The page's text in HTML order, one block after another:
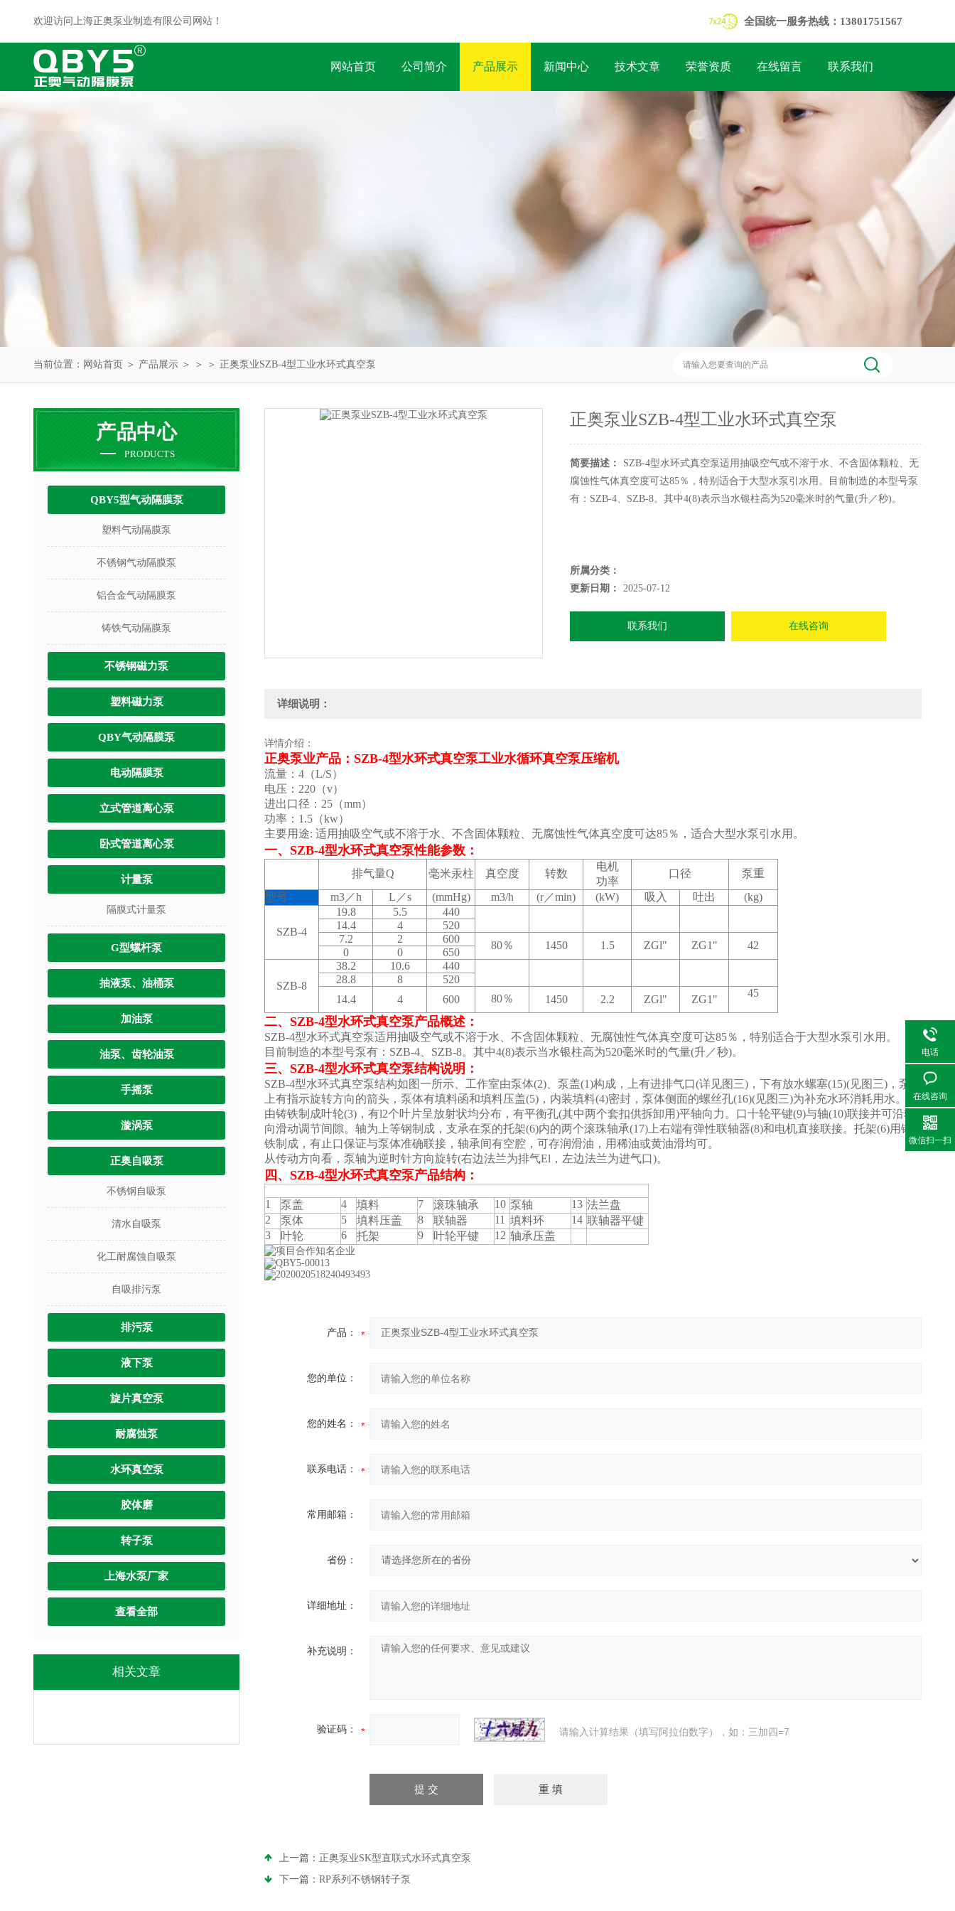
欢迎访问上海正奥泵业制造有限公司网站！ 全国统一服务热线：13801751567
网站首页 公司简介 产品展示 新闻中心 技术文章 荣誉资质 在线留言 联系我们
当前位置： 网站首页 ＞ 产品展示 ＞ ＞ ＞ 正奥泵业SZB-4型工业水环式真空泵
产品中心
PRODUCTS
QBY5型气动隔膜泵
塑料气动隔膜泵
不锈钢气动隔膜泵
铝合金气动隔膜泵
铸铁气动隔膜泵
不锈钢磁力泵
塑料磁力泵
QBY气动隔膜泵
电动隔膜泵
立式管道离心泵
卧式管道离心泵
计量泵
隔膜式计量泵
G型螺杆泵
抽液泵、油桶泵
加油泵
油泵、齿轮油泵
手摇泵
漩涡泵
正奥自吸泵
不锈钢自吸泵
清水自吸泵
化工耐腐蚀自吸泵
自吸排污泵
排污泵
液下泵
旋片真空泵
耐腐蚀泵
水环真空泵
胶体磨
转子泵
上海水泵厂家
查看全部
相关文章
正奥泵业SZB-4型工业水环式真空泵
简要描述：
SZB-4型水环式真空泵适用抽吸空气或不溶于水、不含固体颗粒、无
腐蚀性气体真空度可达85％，特别适合于大型水泵引水用。目前制造的本型号泵
有：SZB-4、SZB-8。其中4(8)表示当水银柱高为520毫米时的气量(升／秒)。
所属分类：
更新日期：
2025-07-12
联系我们 在线咨询
详细说明：
详情介绍：
正奥泵业产品：SZB-4型水环式真空泵工业水循环真空泵压缩机
流量：4（L/S）
电压：220（v）
进出口径：25（mm）
功率：1.5（kw）
主要用途: 适用抽吸空气或不溶于水、不含固体颗粒、无腐蚀性气体真空度可达85％，适合大型水泵引水用。
一、 SZB-4型水环式真空泵性能参数：
排气量Q 毫米汞柱 真空度 转数
电机
功率
口径
泵重
型号
m3／h L／s (mmHg) m3/h (r／min) (kW) 吸入 吐出 (kg)
SZB-4
19.8 5.5
440
14.4
4
520
7.2
2 600
80％ 1450 1.5 ZGl" ZG1" 42
0 0 650
SZB-8
38.2 10.6
440
28.8
8
520
14.4
4 600 80％ 1450 2.2 ZGl" ZG1"
45
二、 SZB-4型水环式真空泵产品概述：
SZB-4型水环式真空泵适用抽吸空气或不溶于水、不含固体颗粒、无腐蚀性气体真空度可达85％，特别适合于大型水泵引水用。
目前制造的本型号泵有：SZB-4、SZB-8。其中4(8)表示当水银柱高为520毫米时的气量(升／秒)。
三、 SZB-4型水环式真空泵结构说明：
SZB-4型水环式真空泵结构如图一所示、工作室由泵体(2)、泵盖(1)构成，上有进排气口(详见图三)，下有放水螺塞(15)(见图三)，泵盖
上有指示旋转方向的箭头，泵体有填料函和填料压盖(5)，内装填料(4)密封，泵体侧面的螺丝孔(16)(见图三)为补充水环消耗用水。
由铸铁制成叶轮(3)，有l2个叶片呈放射状均分布，有平衡孔(其中两个套扣供拆卸用)平轴向力。口十轮平键(9)与轴(10)联接并可沿轴
向滑动调节间隙。轴为上等钢制成，支承在泵的托架(6)内的两个滚珠轴承(17)上右端有弹性联轴器(8)和电机直接联接。托架(6)用铸
铁制成，有止口保证与泵体准确联接，轴承间有空腔，可存润滑油，用稀油或黄油滑均可。
从传动方向看，泵轴为逆时针方向旋转(右边法兰为排气El，左边法兰为进气口)。
四、 SZB-4型水环式真空泵产品结构：
1 泵盖 4 填料 7 滚珠轴承 10 泵轴 13 法兰盘
2
泵体 5 填料压盖 8 联轴器 11 填料环 14 联轴器平键
3
叶轮 6 托架 9 叶轮平键 12 轴承压盖
产品：
您的单位：
您的姓名：
联系电话：
常用邮箱：
省份：
详细地址：
补充说明：
验证码： 请输入计算结果（填写阿拉伯数字），如：三加四=7
上一篇： 正奥泵业SK型直联式水环式真空泵
下一篇： RP系列不锈钢转子泵
电话
在线咨询
微信扫一扫